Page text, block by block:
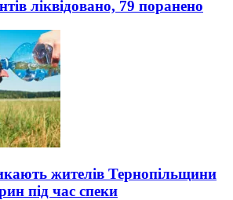
ліквідовано, 79 поранено
жителів Тернопільщини
під час спеки